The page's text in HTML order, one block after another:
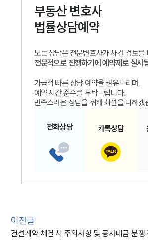
부동산변호사
법률상담예약
모든 상담은 전문변호사가 사건 검토를
전문적으로 진행하기에 예약제로 실시
가급적 빠른 상담 예약을 권유드리며,
예약 시간 준수를 부탁드립니다.
만족스러운 상담을 위해 최선을 다하겠
전화상담 카톡상담
이전글
건설계약 체결 시 주의사항 및 공사대금 분쟁